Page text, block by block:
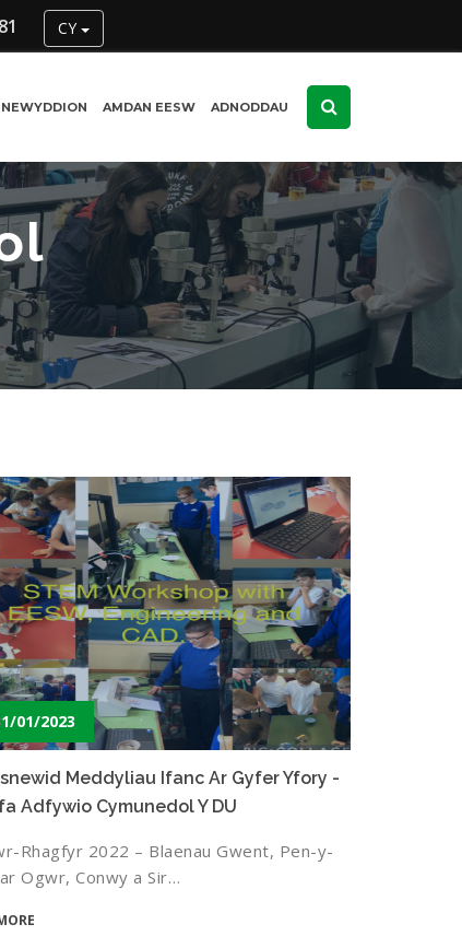
CY
NEWYDDION AMDAN EESW ADNODDAU
01/2023
Meddyliau Ifanc Ar Gyfer Yfory -
Adfywio Cymunedol Y DU
Rhagfyr 2022 – Blaenau Gwent, Pen-y-
Ogwr, Conwy a Sir…